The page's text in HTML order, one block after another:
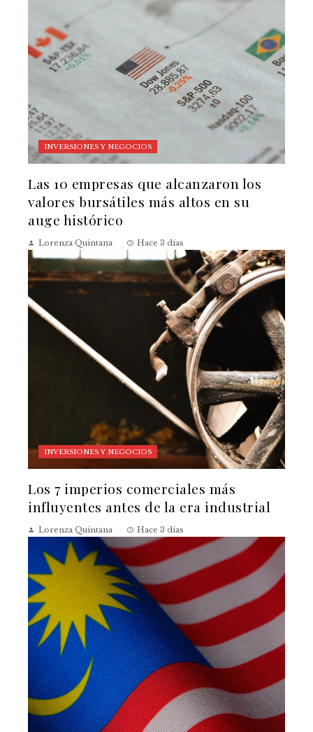
INVERSIONES Y NEGOCIOS
Las 10 empresas que alcanzaron los
valores bursátiles más altos en su
auge histórico
Lorenza Quintana Hace 3 días
INVERSIONES Y NEGOCIOS
Los 7 imperios comerciales más
influyentes antes de la era industrial
Lorenza Quintana Hace 3 días